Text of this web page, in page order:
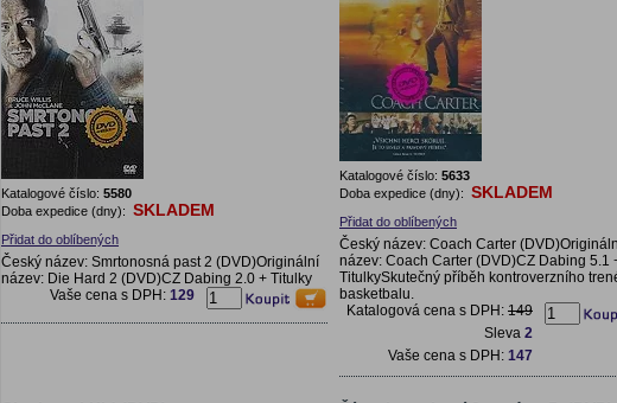
Katalogové číslo: 5580
Doba expedice (dny): SKLADEM
Přidat do oblíbených
Český název: Smrtonosná past 2 (DVD)Originální
název: Die Hard 2 (DVD)CZ Dabing 2.0 + Titulky
Vaše cena s DPH: 129
Katalogové číslo: 5633
Doba expedice (dny): SKLADEM
Přidat do oblíbených
Český název: Coach Carter
název: Coach Carter (DVD)CZ Dabing 5.1
TitulkySkutečný příběh kontroverzního
basketbalu.
Katalogová cena s DPH: 149
Sleva 2
Vaše cena s DPH: 147